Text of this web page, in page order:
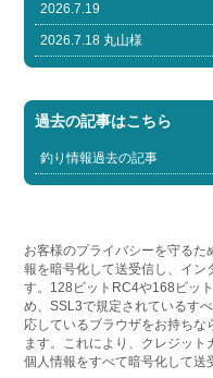
2026.7.19
2026.7.18 丸山様
過去の記事はこちら
釣り情報過去の記事
お客様のプライバシーを守る
報を暗号化して送受信し、イ
す。128ビットRC4や168ビッ
め、SSL3で規定されているす
応しているブラウザをお持ち
ます。これにより、クレジッ
個人情報をすべて暗号化して送